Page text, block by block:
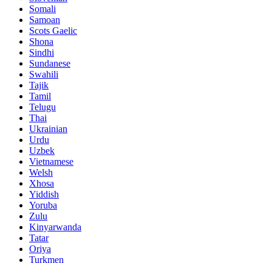
Somali
Samoan
Scots Gaelic
Shona
Sindhi
Sundanese
Swahili
Tajik
Tamil
Telugu
Thai
Ukrainian
Urdu
Uzbek
Vietnamese
Welsh
Xhosa
Yiddish
Yoruba
Zulu
Kinyarwanda
Tatar
Oriya
Turkmen